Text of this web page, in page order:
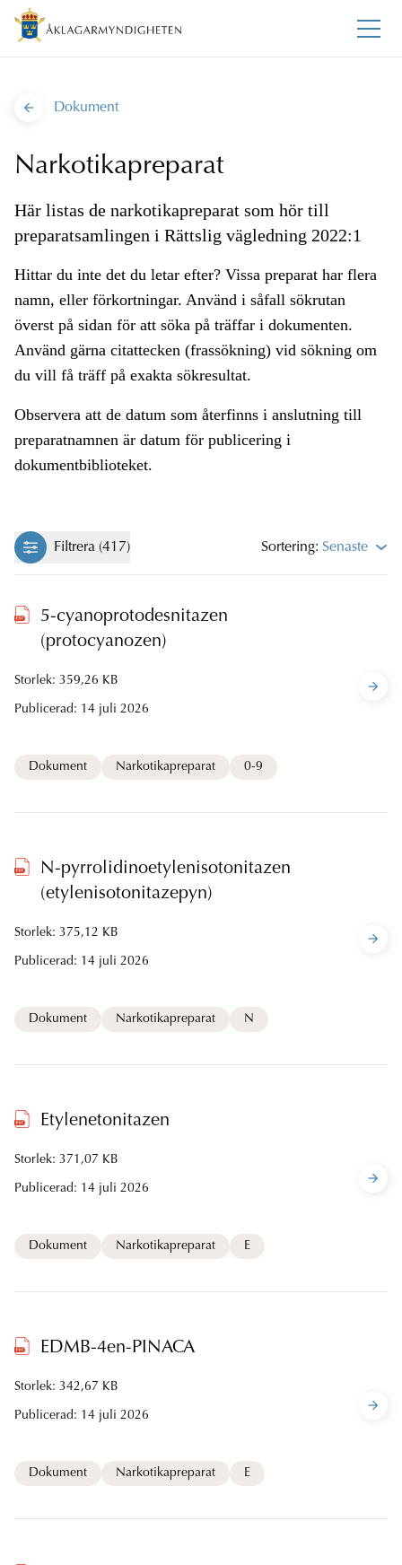
Dokument
Narkotikapreparat
Här listas de narkotikapreparat som hör till
preparatsamlingen i Rättslig vägledning 2022:1
Hittar du inte det du letar efter? Vissa preparat har flera
namn, eller förkortningar. Använd i såfall sökrutan
överst på sidan för att söka på träffar i dokumenten.
Använd gärna citattecken (frassökning) vid sökning om
du vill få träff på exakta sökresultat.
Observera att de datum som återfinns i anslutning till
preparatnamnen är datum för publicering i
dokumentbiblioteket.
Filtrera (417) Sortering: Senaste
5-cyanoprotodesnitazen
(protocyanozen)
Storlek: 359,26 KB
Publicerad: 14 juli 2026
Dokument Narkotikapreparat 0-9
N-pyrrolidinoetylenisotonitazen
(etylenisotonitazepyn)
Storlek: 375,12 KB
Publicerad: 14 juli 2026
Dokument Narkotikapreparat N
Etylenetonitazen
Storlek: 371,07 KB
Publicerad: 14 juli 2026
Dokument Narkotikapreparat E
EDMB-4en-PINACA
Storlek: 342,67 KB
Publicerad: 14 juli 2026
Dokument Narkotikapreparat E